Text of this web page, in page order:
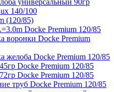
универсальный 90гр
140/100
(120/85)
Docke Premium 120/85
воронки Docke Premium
желоба Docke Premium 120/85
Docke Premium 120/85
Docke Premium 120/85
труб Docke Premium 120/85